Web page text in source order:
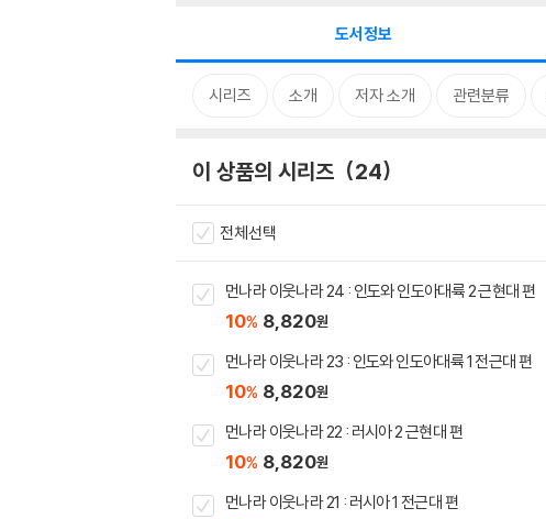
도서정보
시리즈 소개 저자 소개 관련분류
이 상품의 시리즈 24
전체선택
먼나라 이웃나라 24 : 인도와 인도아대륙 2 근현대 편
10% 8,820원
먼나라 이웃나라 23 : 인도와 인도아대륙 1 전근대 편
10% 8,820원
먼나라 이웃나라 22 : 러시아 2 근현대 편
10% 8,820원
먼나라 이웃나라 21 : 러시아 1 전근대 편